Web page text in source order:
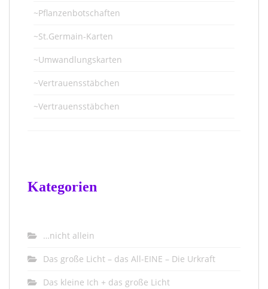
~Pflanzenbotschaften
~St.Germain-Karten
~Umwandlungskarten
~Vertrauensstäbchen
~Vertrauensstäbchen
Kategorien
…nicht allein
Das große Licht – das All-EINE – Die Urkraft
Das kleine Ich + das große Licht